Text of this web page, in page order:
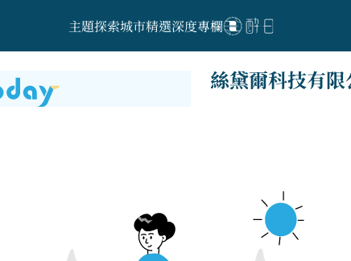
主題探索城市精選深度專欄
絲黛爾科技有限